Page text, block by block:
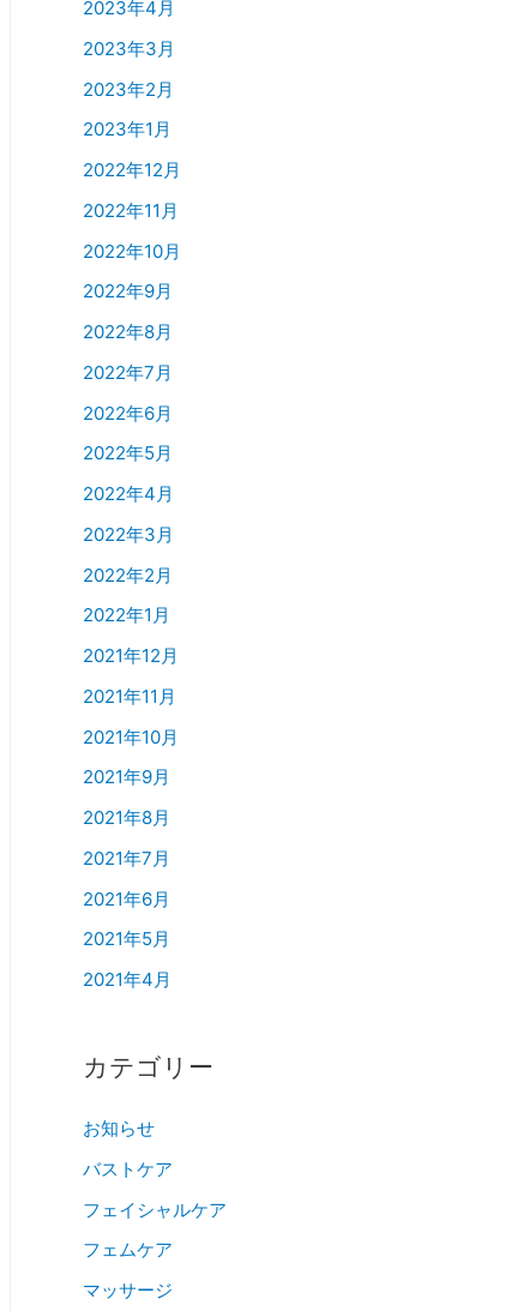
2023年4月
2023年3月
2023年2月
2023年1月
2022年12月
2022年11月
2022年10月
2022年9月
2022年8月
2022年7月
2022年6月
2022年5月
2022年4月
2022年3月
2022年2月
2022年1月
2021年12月
2021年11月
2021年10月
2021年9月
2021年8月
2021年7月
2021年6月
2021年5月
2021年4月
カテゴリー
お知らせ
バストケア
フェイシャルケア
フェムケア
マッサージ